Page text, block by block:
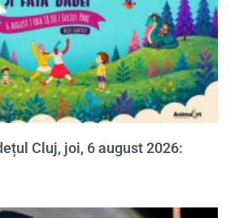
Cluj, joi, 6 august 2026: